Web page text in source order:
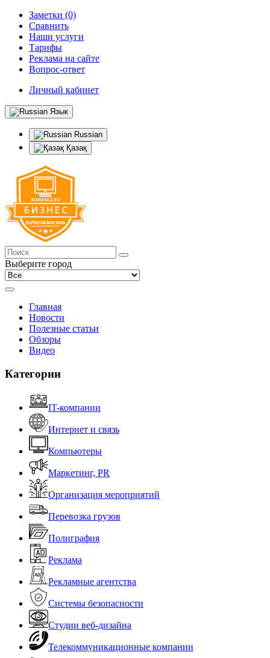
Заметки (0)
Сравнить
Наши услуги
Тарифы
Реклама на сайте
Вопрос-ответ
Личный кабинет
Язык
Russian
Қазақ
Выберите город
Главная
Новости
Полезные статьи
Обзоры
Видео
Категории
IT-компании
Интернет и связь
Компьютеры
Маркетинг, PR
Организация мероприятий
Перевозка грузов
Полиграфия
Реклама
Рекламные агентства
Системы безопасности
Студии веб-дизайна
Телекоммуникационные компании